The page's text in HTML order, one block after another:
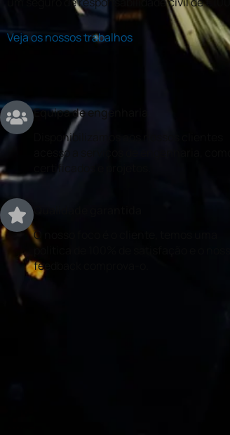
Veja os nossos trabalhos
Equipa de engenharia
Disponibilizamos aos nossos clientes
acesso a serviços de engenharia, como
certificados e projetos.
O nosso foco é o cliente, temos uma
politica de 100% de satisfação e o nosso
feedback comprova-o.